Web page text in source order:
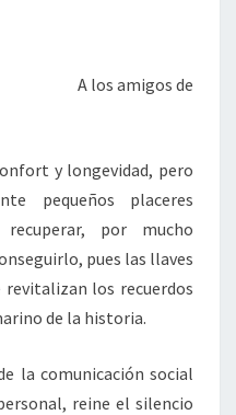
de
y longevidad, pero
pequeños placeres
por mucho
pues las llaves
los recuerdos
de la historia.
la comunicación social
reine el silencio